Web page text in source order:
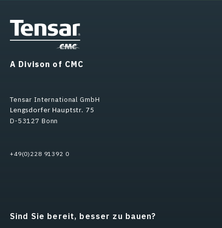
A Divison of CMC
Tensar International GmbH
Lengsdorfer Hauptstr. 75
D-53127 Bonn
+49(0)228 91392 0
Sind Sie bereit, besser zu bauen?